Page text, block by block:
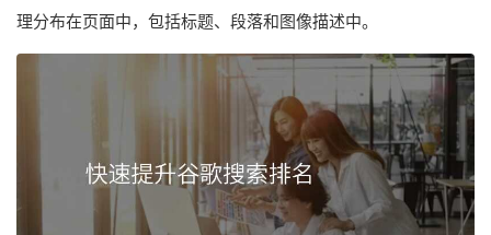
理分布在页面中，包括标题、段落和图像描述中。